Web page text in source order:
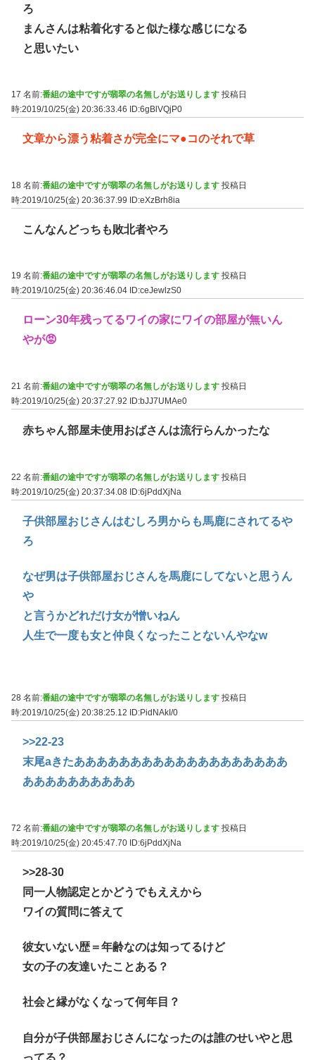
ろ
まんさんは粘着化すると似た様な感じになる
と思いたい
17 名前:番組の途中ですが翡翠の名無しがお送りします 投稿日
時:2019/10/25(金) 20:36:33.46
ID:6gBlVQjP0
文章から漂う粘着さが完全にマ●コのそれで草
18 名前:番組の途中ですが翡翠の名無しがお送りします 投稿日
時:2019/10/25(金) 20:36:37.99 ID:eXzBrh8ia
こんなんどっちも敗北者やろ
19 名前:番組の途中ですが翡翠の名無しがお送りします 投稿日
時:2019/10/25(金) 20:36:46.04 ID:ceJewlzS0
ローン30年残ってるワイの家にワイの部屋が無いん
やが😡
21 名前:番組の途中ですが翡翠の名無しがお送りします 投稿日
時:2019/10/25(金) 20:37:27.92
ID:bJJ7UMAe0
赤ちゃん部屋未使用おばさんは流行らんかったな
22 名前:番組の途中ですが翡翠の名無しがお送りします 投稿日
時:2019/10/25(金) 20:37:34.08 ID:6jPddXjNa
子供部屋おじさんはむしろ男からも馬鹿にされてるや
ろ
なぜ男は子供部屋おじさんを馬鹿にしてないと思うん
や
と言うかどれだけ女が憎いねん
人生で一度も女と仲良くなったことないんやなw
28 名前:番組の途中ですが翡翠の名無しがお送りします 投稿日
時:2019/10/25(金) 20:38:25.12
ID:PidNAkI/0
>>22-23
末尾aきたあああああああああああああああああああ
ああああああああああ
72 名前:番組の途中ですが翡翠の名無しがお送りします 投稿日
時:2019/10/25(金) 20:45:47.70 ID:6jPddXjNa
>>28-30
同一人物認定とかどうでもええから
ワイの質問に答えて
彼女いない歴＝年齢なのは知ってるけど
女の子の友達いたことある？
社会と縁がなくなって何年目？
自分が子供部屋おじさんになったのは誰のせいやと思
ってる？